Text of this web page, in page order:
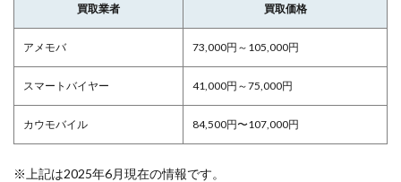
買取業者 買取価格
アメモバ 73,000円～105,000円
スマートバイヤー 41,000円～75,000円
カウモバイル 84,500円〜107,000円
※上記は2025年6月現在の情報です。